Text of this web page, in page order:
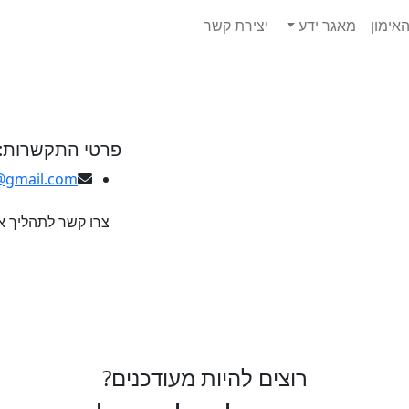
מאגר ידע יצירת קשר
פרטי
צרו קשר לתהליך
רוצים להיות מעודכנים?